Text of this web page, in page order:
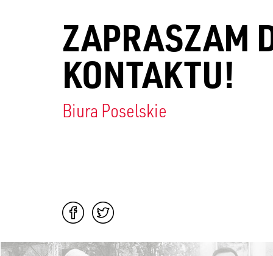
ZAPRASZAM
KONTAKTU!
Biura Poselskie